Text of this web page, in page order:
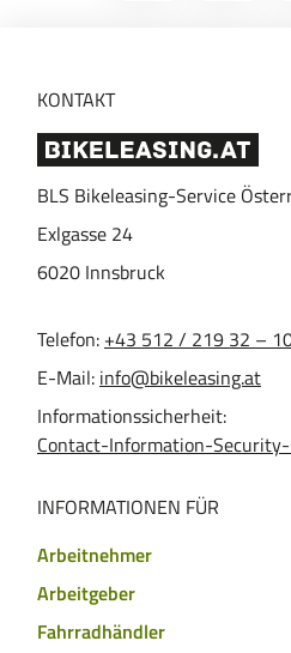
KONTAKT
BLS Bikeleasing-Service
Exlgasse 24
6020 Innsbruck
Telefon: +43 512 / 219 32 –
E-Mail: info@bikeleasing.at
Informationssicherheit:
Contact-Information-
INFORMATIONEN FÜR
Arbeitnehmer
Arbeitgeber
Fahrradhändler